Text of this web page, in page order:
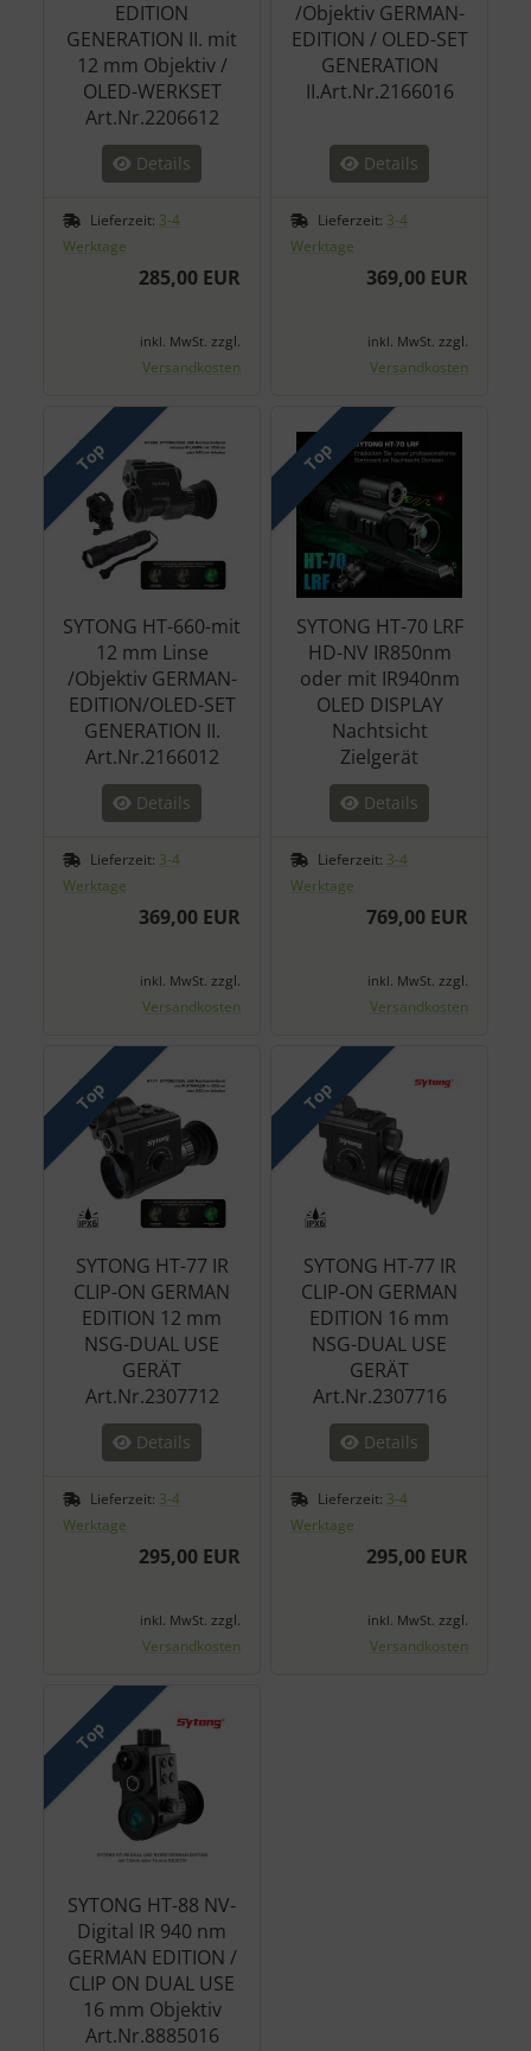
EDITION
GENERATION II. mit
12 mm Objektiv /
OLED-WERKSET
Art.Nr.2206612
Details
Lieferzeit: 3-4
Werktage
285,00 EUR
inkl. MwSt. zzgl.
Versandkosten
/Objektiv GERMAN-
EDITION / OLED-SET
GENERATION
II.Art.Nr.2166016
Details
Lieferzeit: 3-4
Werktage
369,00 EUR
inkl. MwSt. zzgl.
Versandkosten
Top
SYTONG HT-660-mit
12 mm Linse
/Objektiv GERMAN-
EDITION/OLED-SET
GENERATION II.
Art.Nr.2166012
Details
Lieferzeit: 3-4
Werktage
369,00 EUR
inkl. MwSt. zzgl.
Versandkosten
Top
SYTONG HT-70 LRF
HD-NV IR850nm
oder mit IR940nm
OLED DISPLAY
Nachtsicht
Zielgerät
Details
Lieferzeit: 3-4
Werktage
769,00 EUR
inkl. MwSt. zzgl.
Versandkosten
Top
SYTONG HT-77 IR
CLIP-ON GERMAN
EDITION 12 mm
NSG-DUAL USE
GERÄT
Art.Nr.2307712
Details
Lieferzeit: 3-4
Werktage
295,00 EUR
inkl. MwSt. zzgl.
Versandkosten
Top
SYTONG HT-77 IR
CLIP-ON GERMAN
EDITION 16 mm
NSG-DUAL USE
GERÄT
Art.Nr.2307716
Details
Lieferzeit: 3-4
Werktage
295,00 EUR
inkl. MwSt. zzgl.
Versandkosten
Top
SYTONG HT-88 NV-
Digital IR 940 nm
GERMAN EDITION /
CLIP ON DUAL USE
16 mm Objektiv
Art.Nr.8885016